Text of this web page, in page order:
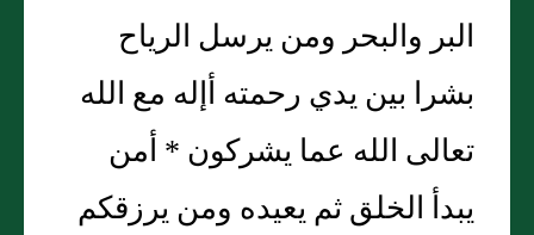
البر والبحر ومن يرسل الرياح
بشرا بين يدي رحمته أإله مع الله
تعالى الله عما يشركون * أمن
يبدأ الخلق ثم يعيده ومن يرزقكم